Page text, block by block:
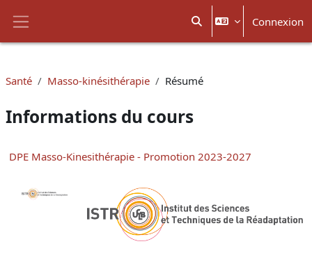
Activer/désactiver la
Connexion
Santé Masso-kinésithérapie Résumé
Informations du cours
DPE Masso-Kinesithérapie - Promotion 2023-2027